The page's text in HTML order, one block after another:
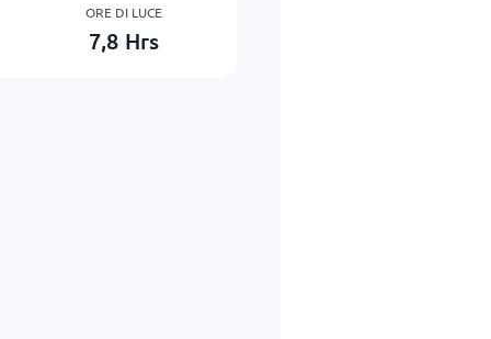
ORE DI LUCE
7,8 Hrs